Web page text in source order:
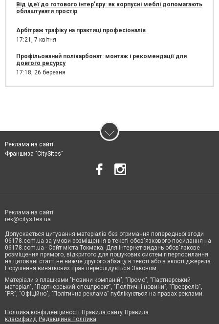
Від ідеї до готового інтер’єру: як корпусні меблі допомагають
облаштувати простір
Арбітраж трафіку на практиці професіоналів
17:21, 7 квітня
Профільований полікарбонат: монтаж і рекомендації для
довгого ресурсу
17:18, 26 березня
Реклама на сайті
Франшиза "CitySites"
Реклама на сайті:
rek@citysites.ua
Допускається цитування матеріалів без отримання попередньої згоди
06178.com.ua за умови розміщення в тексті обов'язкового посилання на
06178.com.ua - Сайт міста Токмака. Для інтернет-видань обов'язкове
розміщення прямого, відкритого для пошукових систем гіперпосилання
на цитовані статті не нижче другого абзацу в тексті або в якості джерела.
Порушення виняткових прав переслідується Законом.
Матеріали з плашками "Новини компаній", "Промо", "Партнерський
матеріал", "Партнерський спецпроєкт", "Політичні новини", "Пресреліз",
"PR", "Офіційно", "Політична реклама" публікуються на правах реклами.
Політика конфіденційності Правила сайту Правила
класифайд Редакційна політика